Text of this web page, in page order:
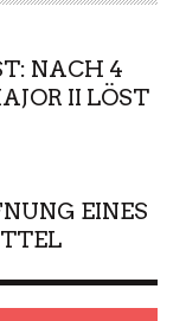
NACH 4
II LÖST
EINES